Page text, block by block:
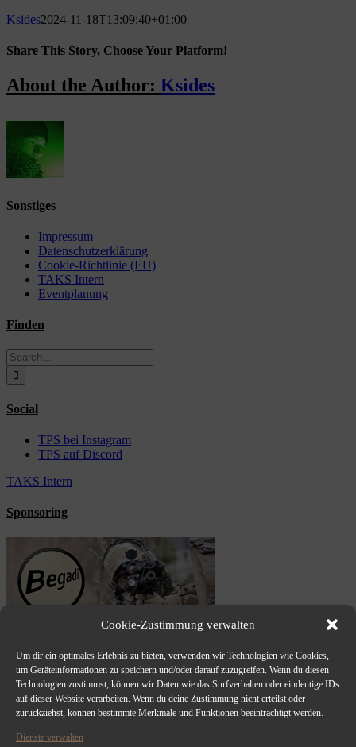
Cookie-Zustimmung verwalten
Um dir ein optimales Erlebnis zu bieten, verwenden wir Technologien wie Cookies,
um Geräteinformationen zu speichern und/oder darauf zuzugreifen. Wenn du diesen
Technologien zustimmst, können wir Daten wie das Surfverhalten oder eindeutige IDs
auf dieser Website verarbeiten. Wenn du deine Zustimmung nicht erteilst oder
zurückziehst, können bestimmte Merkmale und Funktionen beeinträchtigt werden.
Dienste verwalten
Ksides2024-11-18T13:09:40+01:00
Share This Story, Choose Your Platform!
Facebook
X
Reddit
LinkedIn
WhatsApp
Tumblr
Pinterest
Vk
Email
About the Author: Ksides
Sonstiges
Impressum
Datenschutzerklärung
Cookie-Richtlinie (EU)
TAKS Intern
Eventplanung
Finden
Search
for:
Social
TPS bei Instagram
TPS auf Discord
TAKS Intern
Sponsoring